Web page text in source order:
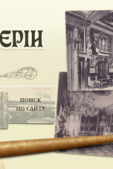
ПОИСК
ПО САЙТУ